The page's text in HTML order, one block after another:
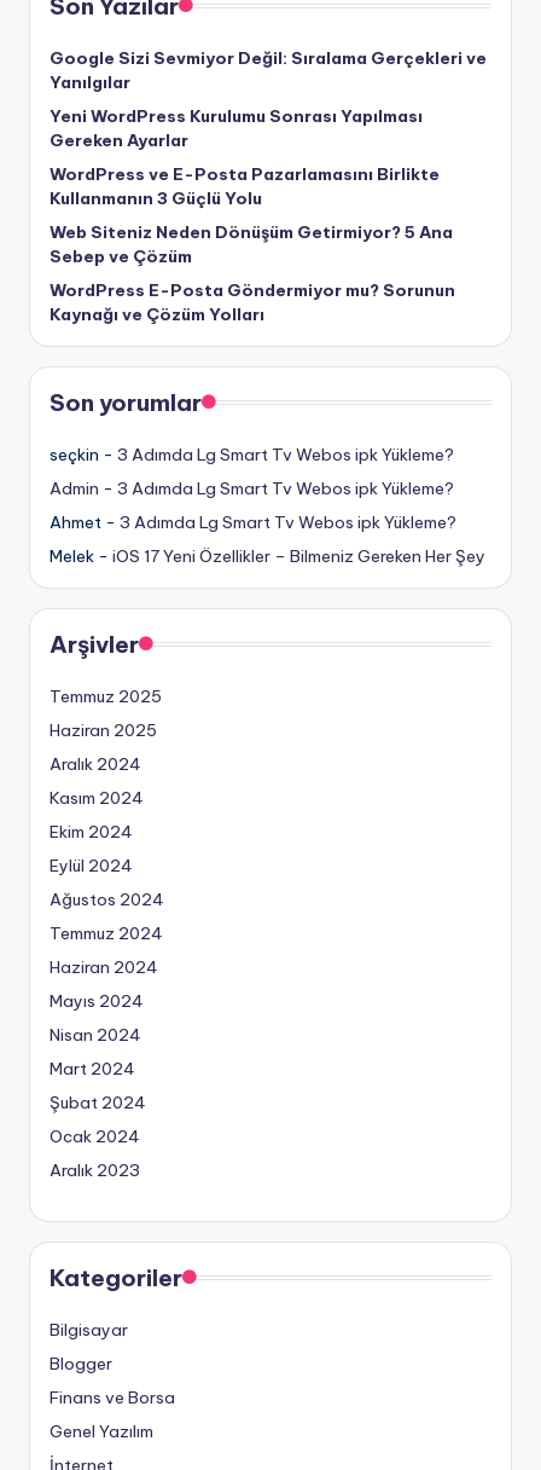
Son Yazılar
Google Sizi Sevmiyor Değil: Sıralama Gerçekleri ve
Yanılgılar
Yeni WordPress Kurulumu Sonrası Yapılması
Gereken Ayarlar
WordPress ve E-Posta Pazarlamasını Birlikte
Kullanmanın 3 Güçlü Yolu
Web Siteniz Neden Dönüşüm Getirmiyor? 5 Ana
Sebep ve Çözüm
WordPress E-Posta Göndermiyor mu? Sorunun
Kaynağı ve Çözüm Yolları
Son yorumlar
seçkin - 3 Adımda Lg Smart Tv Webos ipk Yükleme?
Admin - 3 Adımda Lg Smart Tv Webos ipk Yükleme?
Ahmet - 3 Adımda Lg Smart Tv Webos ipk Yükleme?
Melek - iOS 17 Yeni Özellikler – Bilmeniz Gereken Her Şey
Arşivler
Temmuz 2025
Haziran 2025
Aralık 2024
Kasım 2024
Ekim 2024
Eylül 2024
Ağustos 2024
Temmuz 2024
Haziran 2024
Mayıs 2024
Nisan 2024
Mart 2024
Şubat 2024
Ocak 2024
Aralık 2023
Kategoriler
Bilgisayar
Blogger
Finans ve Borsa
Genel Yazılım